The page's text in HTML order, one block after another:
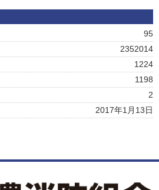
95
2352014
1224
1198
2
2017年1月13日